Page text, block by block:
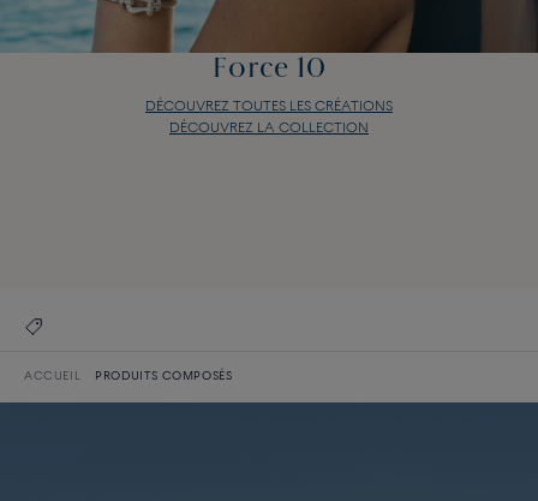
Force 10
DÉCOUVREZ TOUTES LES CRÉATIONS
DÉCOUVREZ LA COLLECTION
ACCUEIL PRODUITS COMPOSÉS